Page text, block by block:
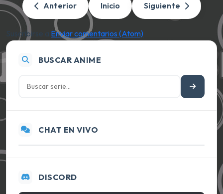
Anterior Inicio Siguiente
Suscribirse a:Enviar comentarios (Atom)
BUSCAR ANIME
CHAT EN VIVO
DISCORD